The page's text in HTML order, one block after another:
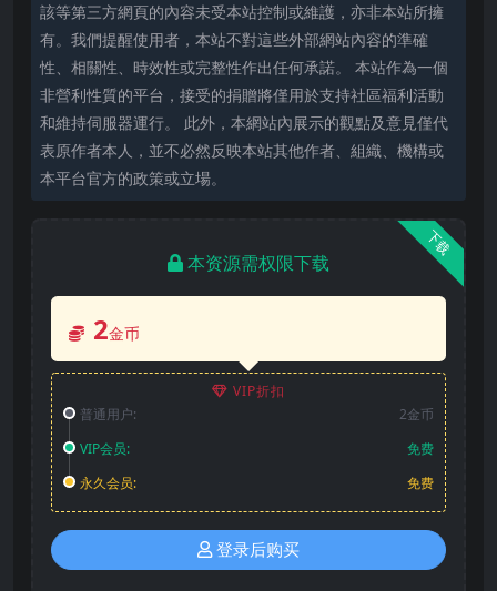
該等第三方網頁的內容未受本站控制或維護，亦非本站所擁
有。我們提醒使用者，本站不對這些外部網站內容的準確
性、相關性、時效性或完整性作出任何承諾。 本站作為一個
非營利性質的平台，接受的捐贈將僅用於支持社區福利活動
和維持伺服器運行。 此外，本網站內展示的觀點及意見僅代
表原作者本人，並不必然反映本站其他作者、組織、機構或
本平台官方的政策或立場。
下载
本资源需权限下载
2金币
VIP折扣
普通用户:
2金币
VIP会员:
免费
永久会员:
免费
登录后购买